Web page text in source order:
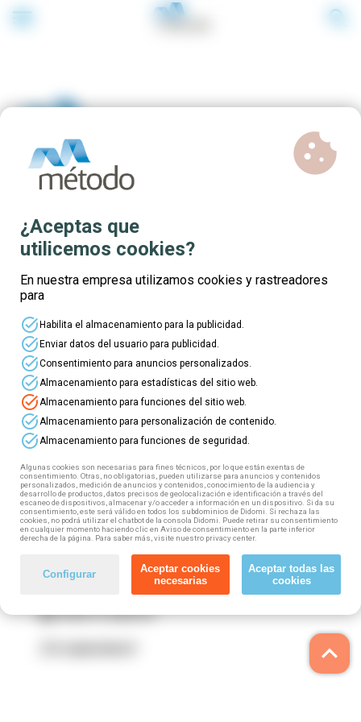
menu search
Cursos online gratis para
trabajadores/as de la
Comunidad Valenciana -
¡Mejora tus habilidades con nuestros
online gratuitos
⏩ Si eres trabajador (tanto por cuenta propia
como por cuenta ajena) puedes acceder a esta
formación gratuita, 100% subvencionada. ¿Cómo?
¡Muy fácil! Tan solo tienes que seguir estos
pasos:
1️⃣ Elige tu curso
2️⃣ Rellena el formulario
3️⃣ Fórmate totalmente gratis
4️⃣ Obtén tu diploma
keyboard_arrow_up
¿Aceptas que
utilicemos cookies?
cookie
En nuestra empresa utilizamos cookies y rastreadores
para
task_altHabilita el almacenamiento para la publicidad.
task_altEnviar datos del usuario para publicidad.
task_altConsentimiento para anuncios personalizados.
task_alt Almacenamiento para estadísticas del sitio web.
task_alt Almacenamiento para funciones del sitio web.
task_alt Almacenamiento para personalización de contenido.
task_alt Almacenamiento para funciones de seguridad.
Algunas cookies son necesarias para fines técnicos, por lo que están exentas de
consentimiento. Otras, no obligatorias, pueden utilizarse para anuncios y contenidos
personalizados, medición de anuncios y contenidos, conocimiento de la audiencia y
desarrollo de productos, datos precisos de geolocalización e identificación a través del
escaneo de dispositivos, almacenar y/o acceder a información en un dispositivo. Si da su
consentimiento, este será válido en todos los subdominios de Didomi. Si rechaza las
cookies, no podrá utilizar el chatbot de la consola Didomi. Puede retirar su consentimiento
en cualquier momento haciendo clic en Aviso de consentimiento en la parte inferior
derecha de la página. Para saber más, visite nuestro privacy center.
Configurar
Aceptar cookies
necesarias
Aceptar todas las
cookies